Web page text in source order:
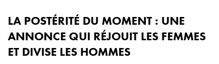
LA POSTÉRITÉ DU MOMENT : UNE
ANNONCE QUI RÉJOUIT LES FEMMES
ET DIVISE LES HOMMES